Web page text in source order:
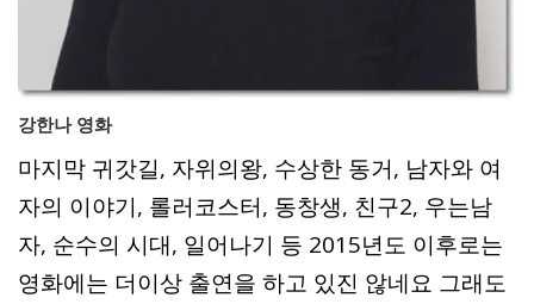
강한나 영화
마지막 귀갓길, 자위의왕, 수상한 동거, 남자와 여
자의 이야기, 롤러코스터, 동창생, 친구2, 우는남
자, 순수의 시대, 일어나기 등 2015년도 이후로는
영화에는 더이상 출연을 하고 있진 않네요 그래도